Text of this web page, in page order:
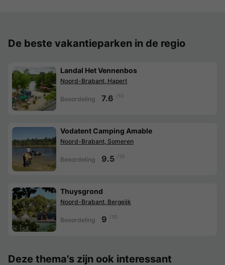
De beste vakantieparken in de regio
Landal Het Vennenbos
Noord-Brabant, Hapert
Beoordeling 7.6 /10
Vodatent Camping Amable
Noord-Brabant, Someren
Beoordeling 9.5 /10
Thuysgrond
Noord-Brabant, Bergeijk
Beoordeling 9 /10
Deze thema's zijn ook interessant